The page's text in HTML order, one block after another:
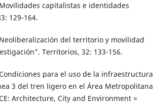
capitalistas e identidades
129-164.
del territorio y movilidad
Territorios, 32: 133-156.
para el uso de la infraestructura
3 del tren ligero en el Área Metropolitana
Architecture, City and Environment =